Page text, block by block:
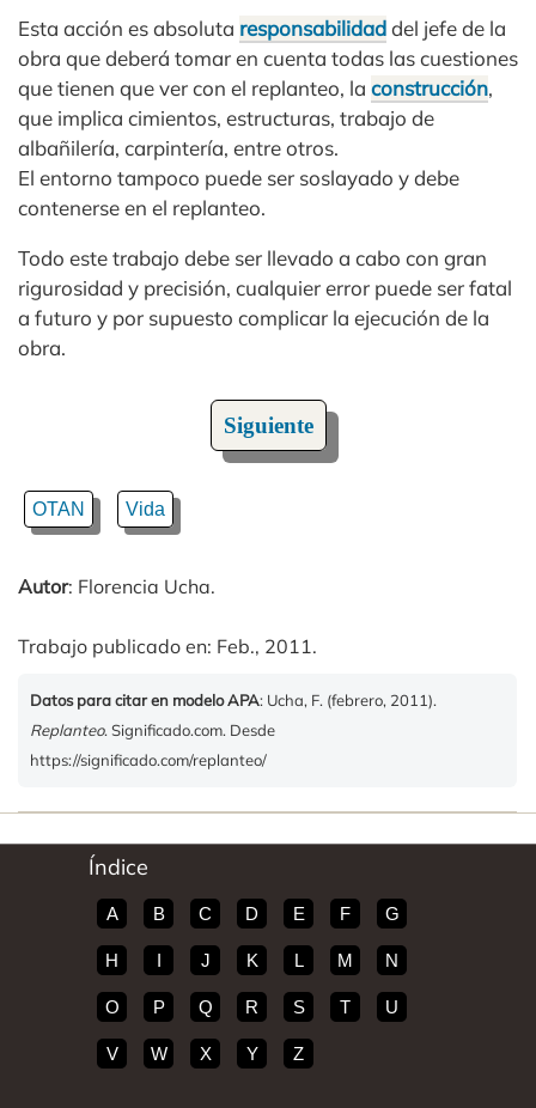
Esta acción es absoluta responsabilidaddel jefe de la
obra que deberá tomar en cuenta todas las cuestiones
que tienen que ver con el replanteo, la construcción,
que implica cimientos, estructuras, trabajo de
albañilería, carpintería, entre otros.
El entorno tampoco puede ser soslayado y debe
contenerse en el replanteo.
Todo este trabajo debe ser llevado a cabo con gran
rigurosidad y precisión, cualquier error puede ser fatal
a futuro y por supuesto complicar la ejecución de la
obra.
Siguiente
OTAN Vida
Autor: Florencia Ucha.
Trabajo publicado en: Feb., 2011.
Datos para citar en modelo APA: Ucha, F. (febrero, 2011).
Replanteo. Significado.com. Desde
https://significado.com/replanteo/
Índice
A B C D E F G
H I J K L M N
O P Q R S T U
V W X Y Z